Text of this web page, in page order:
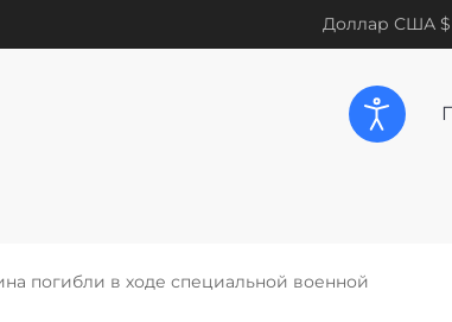
Доллар США $
погибли в ходе специальной военной